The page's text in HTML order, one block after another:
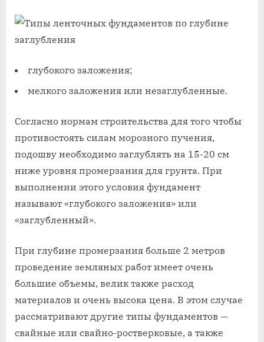
глубокого заложения;
мелкого заложения или незаглубленные.
Согласно нормам строительства для того чтобы
противостоять силам морозного пучения,
подошву необходимо заглублять на 15-20 см
ниже уровня промерзания для грунта. При
выполнении этого условия фундамент
называют «глубокого заложения» или
«заглубленный».
При глубине промерзания больше 2 метров
проведение земляных работ имеет очень
большие объемы, велик также расход
материалов и очень высока цена. В этом случае
рассматривают другие типы фундаментов —
свайные или свайно-ростверковые, а также